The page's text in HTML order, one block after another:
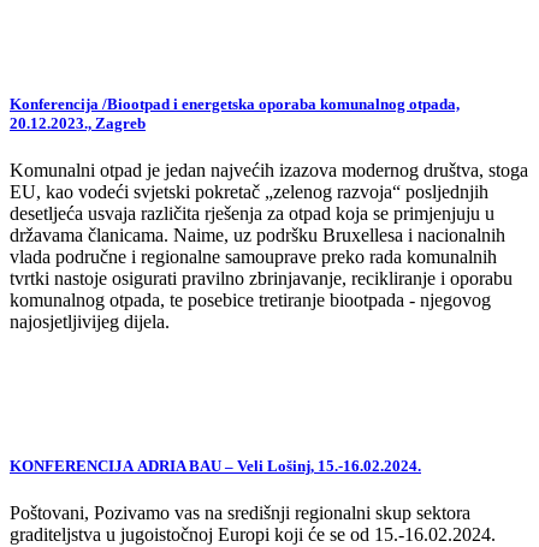
Konferencija /Biootpad i energetska oporaba komunalnog otpada,
20.12.2023., Zagreb
Komunalni otpad je jedan najvećih izazova modernog društva, stoga
EU, kao vodeći svjetski pokretač „zelenog razvoja“ posljednjih
desetljeća usvaja različita rješenja za otpad koja se primjenjuju u
državama članicama. Naime, uz podršku Bruxellesa i nacionalnih
vlada područne i regionalne samouprave preko rada komunalnih
tvrtki nastoje osigurati pravilno zbrinjavanje, recikliranje i oporabu
komunalnog otpada, te posebice tretiranje biootpada - njegovog
najosjetljivijeg dijela.
KONFERENCIJA ADRIA BAU – Veli Lošinj, 15.-16.02.2024.
Poštovani, Pozivamo vas na središnji regionalni skup sektora
graditeljstva u jugoistočnoj Europi koji će se od 15.-16.02.2024.